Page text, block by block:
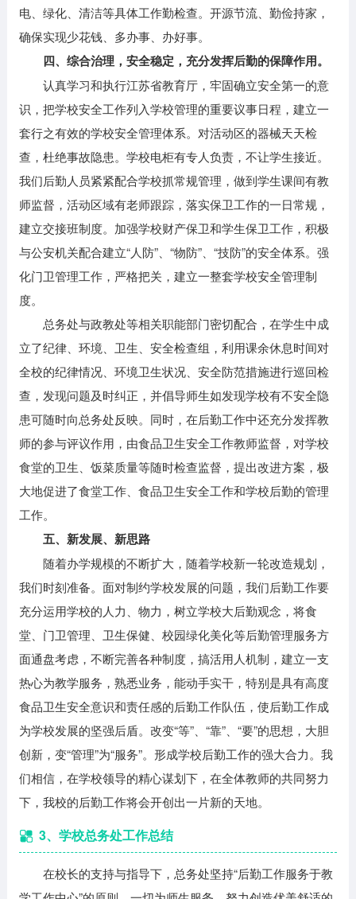
电、绿化、清洁等具体工作勤检查。开源节流、勤俭持家，
确保实现少花钱、多办事、办好事。
四、综合治理，安全稳定，充分发挥后勤的保障作用。
认真学习和执行江苏省教育厅，牢固确立安全第一的意
识，把学校安全工作列入学校管理的重要议事日程，建立一
套行之有效的学校安全管理体系。对活动区的器械天天检
查，杜绝事故隐患。学校电柜有专人负责，不让学生接近。
我们后勤人员紧紧配合学校抓常规管理，做到学生课间有教
师监督，活动区域有老师跟踪，落实保卫工作的一日常规，
建立交接班制度。加强学校财产保卫和学生保卫工作，积极
与公安机关配合建立“人防”、“物防”、“技防”的安全体系。强
化门卫管理工作，严格把关，建立一整套学校安全管理制
度。
总务处与政教处等相关职能部门密切配合，在学生中成
立了纪律、环境、卫生、安全检查组，利用课余休息时间对
全校的纪律情况、环境卫生状况、安全防范措施进行巡回检
查，发现问题及时纠正，并倡导师生如发现学校有不安全隐
患可随时向总务处反映。同时，在后勤工作中还充分发挥教
师的参与评议作用，由食品卫生安全工作教师监督，对学校
食堂的卫生、饭菜质量等随时检查监督，提出改进方案，极
大地促进了食堂工作、食品卫生安全工作和学校后勤的管理
工作。
五、新发展、新思路
随着办学规模的不断扩大，随着学校新一轮改造规划，
我们时刻准备。面对制约学校发展的问题，我们后勤工作要
充分运用学校的人力、物力，树立学校大后勤观念，将食
堂、门卫管理、卫生保健、校园绿化美化等后勤管理服务方
面通盘考虑，不断完善各种制度，搞活用人机制，建立一支
热心为教学服务，熟悉业务，能动手实干，特别是具有高度
食品卫生安全意识和责任感的后勤工作队伍，使后勤工作成
为学校发展的坚强后盾。改变“等”、“靠”、“要”的思想，大胆
创新，变“管理”为“服务”。形成学校后勤工作的强大合力。我
们相信，在学校领导的精心谋划下，在全体教师的共同努力
下，我校的后勤工作将会开创出一片新的天地。
3、学校总务处工作总结
在校长的支持与指导下，总务处坚持“后勤工作服务于教